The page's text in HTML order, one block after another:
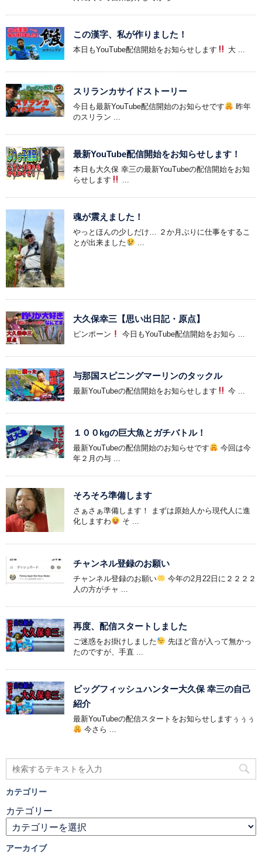
この漢字、私が作りました！
本日もYouTube配信開始をお知らせします 大 ...
スリランカサイドストーリー
今日も最新YouTube配信開始のお知らせです
昨年
のスリラン ...
最新YouTube配信開始をお知らせします！
本日も大久保 幸三の最新YouTubeの配信開始をお知
らせします
魂が震えました！
やっとほんの少しだけ… ２か月ぶりに仕事をするこ
とが出来ました
大久保幸三【思い出日記・原点】
ピンポーン 今日もYouTube配信開始をお知ら ...
与那国スピニングマーリンのタックル
最新YouTubeの配信開始をお知らせします 今 ...
１００kgの巨大魚とガチバトル！
最新YouTubeの配信開始のお知らせです
今回は今
年２月の与 ...
そろそろ準備します
さぁさぁ準備します！ まずは原始人から現代人に進
化しますわ
そ ...
チャンネル登録のお願い
チャンネル登録のお願い
今年の2月22日に２２２２
人の方がチャ ...
再度、配信スタートしました
ご迷惑をお掛けしました
先ほど音が入って無かっ
たのですが、手直 ...
ビッグフィッシュハンター大久保 幸三の自己
紹介
最新YouTubeの配信スタートをお知らせしますぅぅぅ
今さら ...
カテゴリー
カテゴリー
アーカイブ